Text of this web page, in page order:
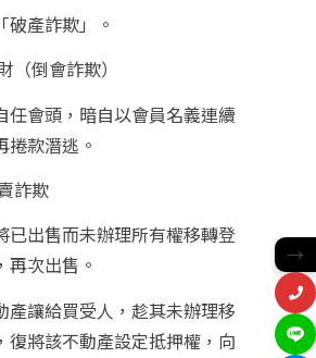
破產詐欺」。
倒會詐欺）
任會頭，暗自以會員名義連續
捲款潛逃。
詐欺
已出售而未辦理所有權移轉登
再次出售。
產讓給買受人，趁其未辦理移
復將該不動產設定抵押權，向
→